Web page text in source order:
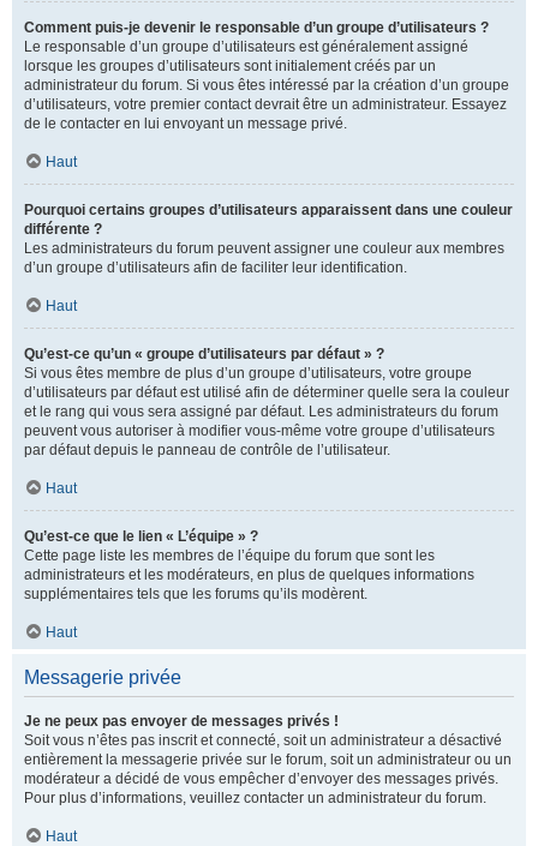
Comment puis-je devenir le responsable d’un groupe d’utilisateurs ?
Le responsable d’un groupe d’utilisateurs est généralement assigné
lorsque les groupes d’utilisateurs sont initialement créés par un
administrateur du forum. Si vous êtes intéressé par la création d’un groupe
d’utilisateurs, votre premier contact devrait être un administrateur. Essayez
de le contacter en lui envoyant un message privé.
Haut
Pourquoi certains groupes d’utilisateurs apparaissent dans une couleur
différente ?
Les administrateurs du forum peuvent assigner une couleur aux membres
d’un groupe d’utilisateurs afin de faciliter leur identification.
Haut
Qu’est-ce qu’un « groupe d’utilisateurs par défaut » ?
Si vous êtes membre de plus d’un groupe d’utilisateurs, votre groupe
d’utilisateurs par défaut est utilisé afin de déterminer quelle sera la couleur
et le rang qui vous sera assigné par défaut. Les administrateurs du forum
peuvent vous autoriser à modifier vous-même votre groupe d’utilisateurs
par défaut depuis le panneau de contrôle de l’utilisateur.
Haut
Qu’est-ce que le lien « L’équipe » ?
Cette page liste les membres de l’équipe du forum que sont les
administrateurs et les modérateurs, en plus de quelques informations
supplémentaires tels que les forums qu’ils modèrent.
Haut
Messagerie privée
Je ne peux pas envoyer de messages privés !
Soit vous n’êtes pas inscrit et connecté, soit un administrateur a désactivé
entièrement la messagerie privée sur le forum, soit un administrateur ou un
modérateur a décidé de vous empêcher d’envoyer des messages privés.
Pour plus d’informations, veuillez contacter un administrateur du forum.
Haut